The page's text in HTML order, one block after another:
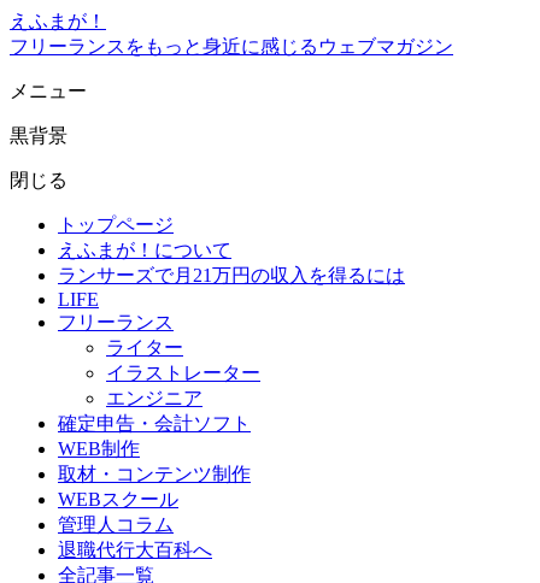
えふまが！
フリーランスをもっと身近に感じるウェブマガジン
メニュー
黒背景
閉じる
トップページ
えふまが！について
ランサーズで月21万円の収入を得るには
LIFE
フリーランス
ライター
イラストレーター
エンジニア
確定申告・会計ソフト
WEB制作
取材・コンテンツ制作
WEBスクール
管理人コラム
退職代行大百科へ
全記事一覧